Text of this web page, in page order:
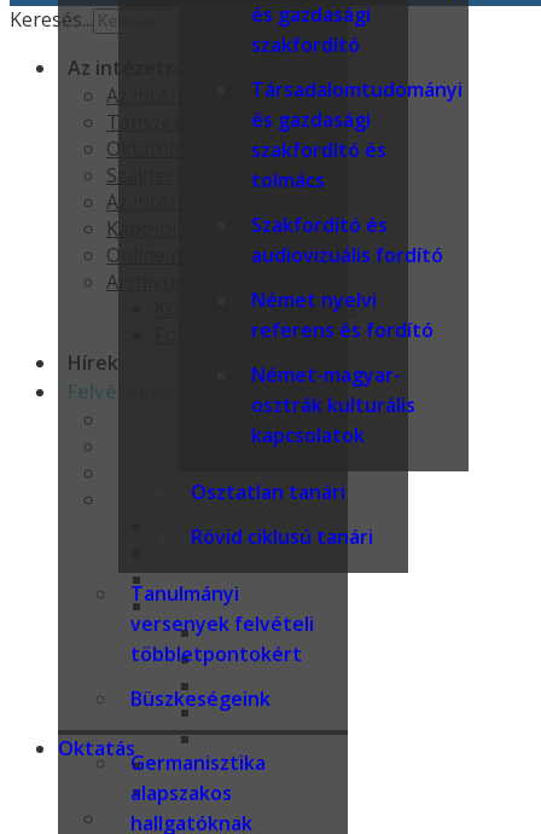
és gazdasági
szakfordító
Társadalomtudományi
és gazdasági
szakfordító és
tolmács
Szakfordító és
audiovizuális fordító
Német nyelvi
referens és fordító
Német-magyar-
osztrák kulturális
kapcsolatok
Osztatlan tanári
Rövid ciklusú tanári
Tanulmányi
versenyek felvételi
többletpontokért
Büszkeségeink
Oktatás
Germanisztika
alapszakos
hallgatóknak
Keresés...
Az intézetről
Az intézet vezetése
Tanszékek
Oktatóink
Szakterületi bizottságok
Az intézet története
Kapcsolat
Online média
Archívum
Korábbi rendezvények
Hírek
Felvételizőknek
Képzéseink
Germanisztika alapszak, német szakirány
Német nyelv, irodalom és kultúra
Fordító és tolmács mesterképzési szak
Szakirányú továbbképzések
Társadalomtudományi és gazdasági
Társadalomtudományi és gazdasági
Szakfordító és audiovizuális fordító
Német nyelvi referens és fordító
Német-magyar-osztrák kulturális
Osztatlan tanári
Rövid ciklusú tanári
Tanulmányi versenyek felvételi